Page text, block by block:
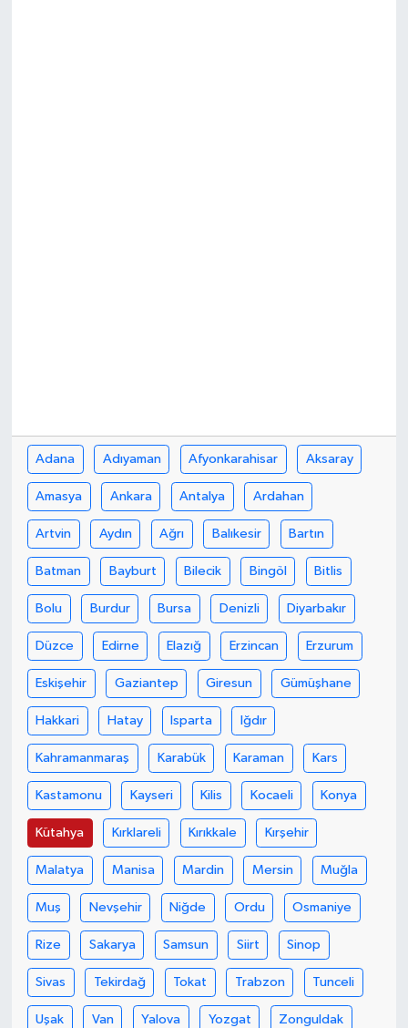
Adana Adıyaman Afyonkarahisar Aksaray
Amasya Ankara Antalya Ardahan
Artvin Aydın Ağrı Balıkesir Bartın
Batman Bayburt Bilecik Bingöl Bitlis
Bolu Burdur Bursa Denizli Diyarbakır
Düzce Edirne Elazığ Erzincan Erzurum
Eskişehir Gaziantep Giresun Gümüşhane
Hakkari Hatay Isparta Iğdır
Kahramanmaraş Karabük Karaman Kars
Kastamonu Kayseri Kilis Kocaeli Konya
Kütahya Kırklareli Kırıkkale Kırşehir
Malatya Manisa Mardin Mersin Muğla
Muş Nevşehir Niğde Ordu Osmaniye
Rize Sakarya Samsun Siirt Sinop
Sivas Tekirdağ Tokat Trabzon Tunceli
Uşak Van Yalova Yozgat Zonguldak